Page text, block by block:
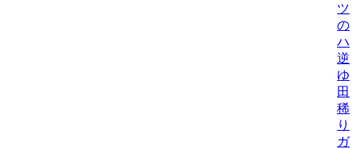
ツ
の
ハ
逆
ゆ
田
稀
り
ガ